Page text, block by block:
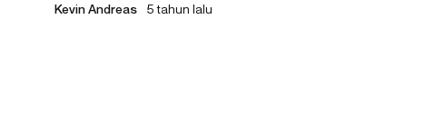
Kevin Andreas 5 tahun lalu